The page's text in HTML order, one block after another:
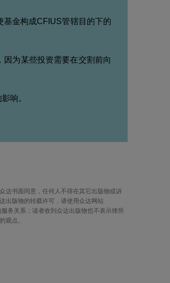
金构成CFIUS管辖目的下的
为某些投资需要在交割前向
响。
达书面同意，任何人不得在其它出版物或诉
出版物的转载许可，请使用众达网站
务关系；读者收到众达出版物也不表示律所
观点。